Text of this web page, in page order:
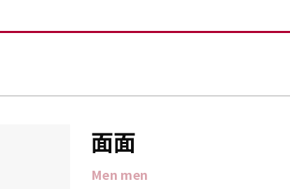
面面
Men men